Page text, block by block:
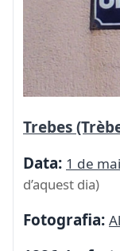
Trebes
Data: 1 de
d’aquest dia)
Fotografia: